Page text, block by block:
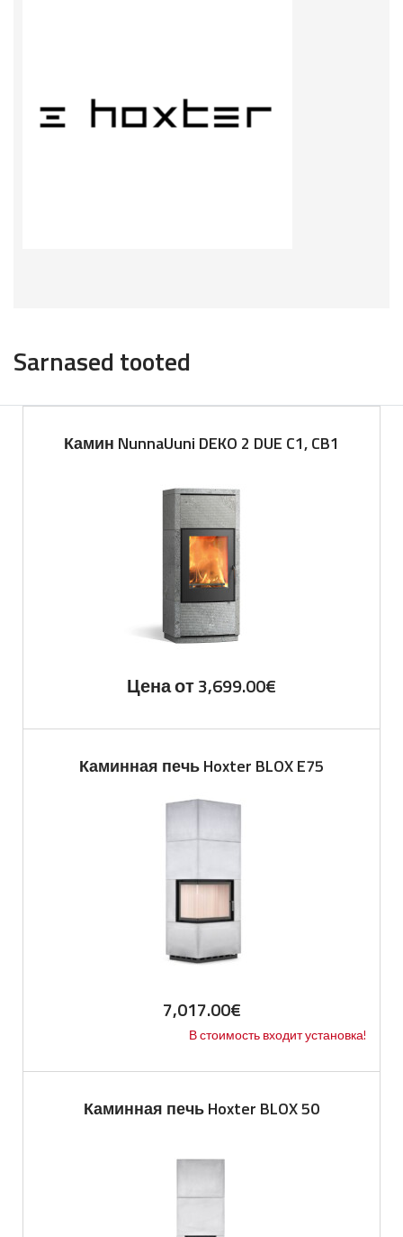
Sarnased tooted
Камин NunnaUuni DEKO 2 DUE C1, CB1
Цена от3,699.00€
Каминная печь Hoxter BLOX E75
7,017.00€
В стоимость входит установка!
Каминная печь Hoxter BLOX 50